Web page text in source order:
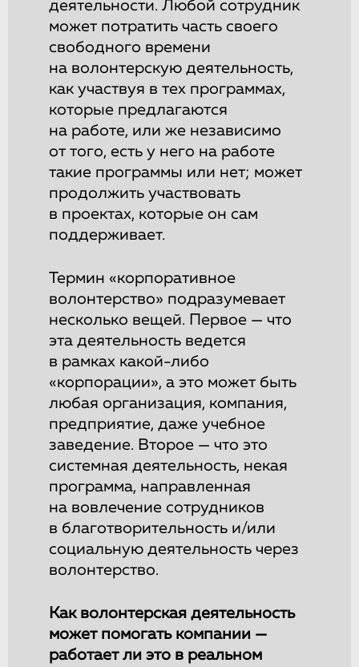
деятельности. Любой сотрудник
может потратить часть своего
свободного времени
на волонтерскую деятельность,
как участвуя в тех программах,
которые предлагаются
на работе, или же независимо
от того, есть у него на работе
такие программы или нет; может
продолжить участвовать
в проектах, которые он сам
поддерживает.
Термин «корпоративное
волонтерство» подразумевает
несколько вещей. Первое — что
эта деятельность ведется
в рамках какой-либо
«корпорации», а это может быть
любая организация, компания,
предприятие, даже учебное
заведение. Второе — что это
системная деятельность, некая
программа, направленная
на вовлечение сотрудников
в благотворительность и/или
социальную деятельность через
волонтерство.
Как волонтерская деятельность
может помогать компании —
работает ли это в реальном